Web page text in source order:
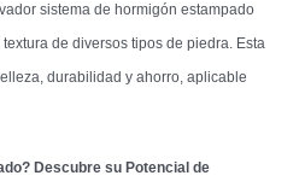
sistema de hormigón estampado
de diversos tipos de piedra. Esta
durabilidad y ahorro, aplicable
Descubre su Potencial de